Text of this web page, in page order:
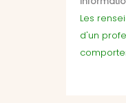
Les
d'un